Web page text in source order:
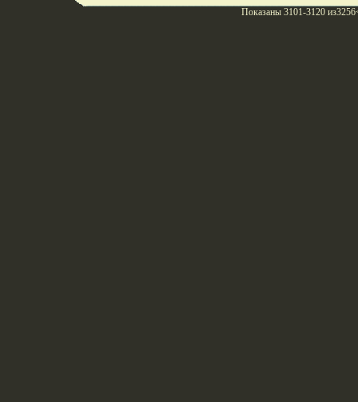
Показаны 3101-3120